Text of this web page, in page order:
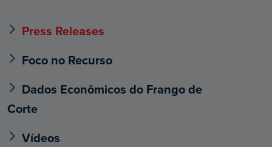
Press Releases
Foco no Recurso
Dados Econômicos do Frango de
Corte
Vídeos